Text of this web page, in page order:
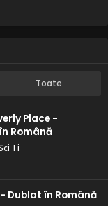
Toate
Place -
Română
Fi
Dublat în Română